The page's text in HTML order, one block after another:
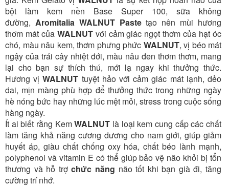
bột làm kem nền Base Super 100, sữa không
đường, Aromitalia WALNUT Pastetạo nên mùi hương
thơm mát của WALNUT với cảm giác ngọt thơm của hạt óc
chó, màu nâu kem, thơm phưng phức WALNUT, vị béo mát
ngậy của trái cây nhiệt đới, màu nâu đen thơm thơm, mang
lại cho bạn sự thích thú, mới lạ ngay khi thưởng thức.
Hương vịWALNUT tuyệt hảo với cảm giác mát lạnh, dẻo
dai, mịn màng phù hợp để thưởng thức trong những ngày
hè nóng bức hay những lúc mệt mỏi, stress trong cuộc sống
hàng ngày.
Ít ai biết rằng KemWALNUT là loại kem cung cấp các chất
làm tăng khả năng cương dương cho nam giới, giúp giảm
huyết áp, giàu chất chống oxy hóa, chất béo lành mạnh,
polyphenol và vitamin E có thể giúp bảo vệ não khỏi bị tổn
thương và hỗ trợchức năng não tốt khi bạn già đi, tăng
cường trí nhớ.